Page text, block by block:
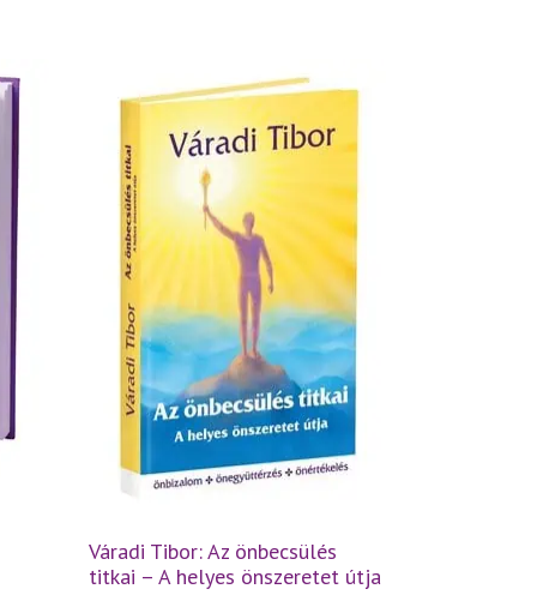
Váradi Tibor: Az önbecsülés
titkai – A helyes önszeretet útja